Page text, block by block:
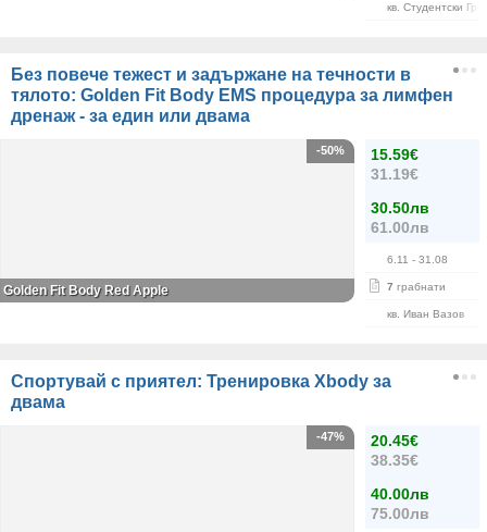
кв. Студентски
Без повече тежест и задържане на течности в
тялото: Golden Fit Body EMS процедура за лимфен
дренаж - за един или двама
15.59€
31.19€
30.50лв
61.00лв
6.11 - 31.08
7 грабнати
кв. Иван Вазов
-50%
Golden Fit Body Red Apple
Спортувай с приятел: Тренировка Xbody за
двама
20.45€
38.35€
40.00лв
75.00лв
-47%